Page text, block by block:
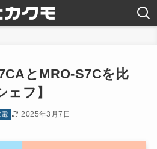
とMRO-S7Cを比
フ】
電 2025年3月7日